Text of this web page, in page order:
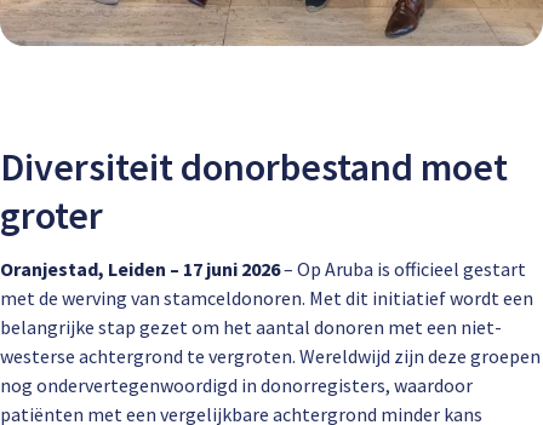
Diversiteit donorbestand moet
groter
Oranjestad, Leiden – 17 juni 2026– Op Aruba is officieel gestart
met de werving van stamceldonoren. Met dit initiatief wordt een
belangrijke stap gezet om het aantal donoren met een niet-
westerse achtergrond te vergroten. Wereldwijd zijn deze groepen
nog ondervertegenwoordigd in donorregisters, waardoor
patiënten met een vergelijkbare achtergrond minder kans